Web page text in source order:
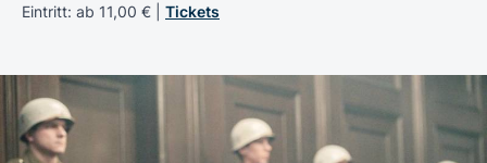
Eintritt: ab 11,00 € | Tickets